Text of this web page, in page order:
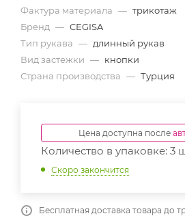
Фактура материала — трикотаж
Бренд — CEGISA
Тип рукава — длинный рукав
Вид застежки — кнопки
Страна производства — Турция
Цена доступна после
Количество в упаковке: 3
Скоро закончится
Бесплатная доставка товара до